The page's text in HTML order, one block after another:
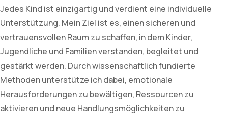
Jedes Kind ist einzigartig und verdient eine individuelle
Unterstützung. Mein Ziel ist es, einen sicheren und
vertrauensvollen Raum zu schaffen, in dem Kinder,
Jugendliche und Familien verstanden, begleitet und
gestärkt werden. Durch wissenschaftlich fundierte
Methoden unterstütze ich dabei, emotionale
Herausforderungen zu bewältigen, Ressourcen zu
aktivieren und neue Handlungsmöglichkeiten zu